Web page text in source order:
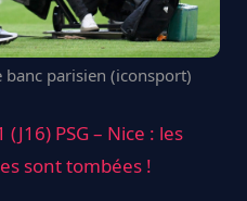
parisien (iconsport)
(J16) PSG – Nice : les
sont tombées !